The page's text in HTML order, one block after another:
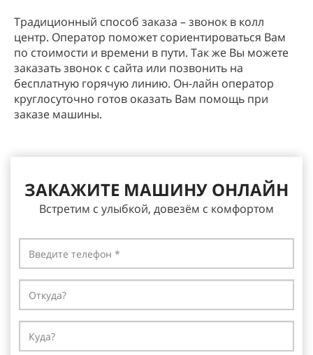
Традиционный способ заказа – звонок в колл
центр. Оператор поможет сориентироваться Вам
по стоимости и времени в пути. Так же Вы можете
заказать звонок с сайта или позвонить на
бесплатную горячую линию. Он-лайн оператор
круглосуточно готов оказать Вам помощь при
заказе машины.
ЗАКАЖИТЕ МАШИНУ ОНЛАЙН
Встретим с улыбкой, довезём с комфортом